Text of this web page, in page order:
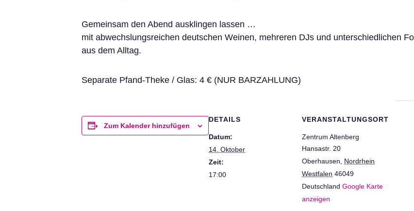
Gemeinsam den Abend ausklingen lassen …
mit abwechslungsreichen deutschen Weinen, mehreren DJs und unterschiedlichen
aus dem Alltag.
Separate Pfand-Theke / Glas: 4 € (NUR BARZAHLUNG)
Zum Kalender hinzufügen
DETAILS
Datum:
14. Oktober
Zeit:
17:00
VERANSTALTUNGSORT
Zentrum Altenberg
Hansastr. 20
Oberhausen
Nordrhein
Westfalen 46049
Deutschland Google Karte
anzeigen